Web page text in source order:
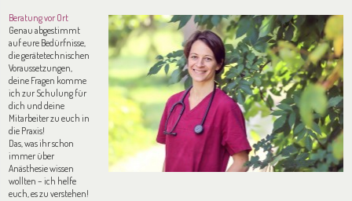
Beratung vor Ort
Genau abgestimmt
auf eure Bedürfnisse,
die gerätetechnischen
Voraussetzungen,
deine Fragen komme
ich zur Schulung für
dich und deine
Mitarbeiter zu euch in
die Praxis!
Das, was ihr schon
immer über
Anästhesie wissen
wollten – ich helfe
euch, es zu verstehen!